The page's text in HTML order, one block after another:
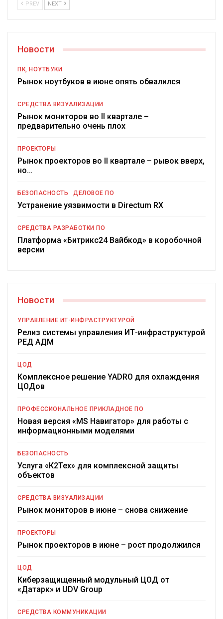
PREV NEXT
Новости
ПК, НОУТБУКИ
Рынок ноутбуков в июне опять обвалился
СРЕДСТВА ВИЗУАЛИЗАЦИИ
Рынок мониторов во II квартале –
предварительно очень плох
ПРОЕКТОРЫ
Рынок проекторов во II квартале – рывок вверх,
но…
БЕЗОПАСНОСТЬ ДЕЛОВОЕ ПО
Устранение уязвимости в Directum RX
СРЕДСТВА РАЗРАБОТКИ ПО
Платформа «Битрикс24 Вайбкод» в коробочной
версии
Новости
УПРАВЛЕНИЕ ИТ-ИНФРАСТРУКТУРОЙ
Релиз системы управления ИТ-инфраструктурой
РЕД АДМ
ЦОД
Комплексное решение YADRO для охлаждения
ЦОДов
ПРОФЕССИОНАЛЬНОЕ ПРИКЛАДНОЕ ПО
Новая версия «MS Навигатор» для работы с
информационными моделями
БЕЗОПАСНОСТЬ
Услуга «К2Тех» для комплексной защиты
объектов
СРЕДСТВА ВИЗУАЛИЗАЦИИ
Рынок мониторов в июне – снова снижение
ПРОЕКТОРЫ
Рынок проекторов в июне – рост продолжился
ЦОД
Киберзащищенный модульный ЦОД от
«Датарк» и UDV Group
СРЕДСТВА КОММУНИКАЦИИ